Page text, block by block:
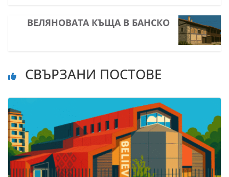
ВЕЛЯНОВАТА КЪЩА В БАНСКО
СВЪРЗАНИ ПОСТОВЕ